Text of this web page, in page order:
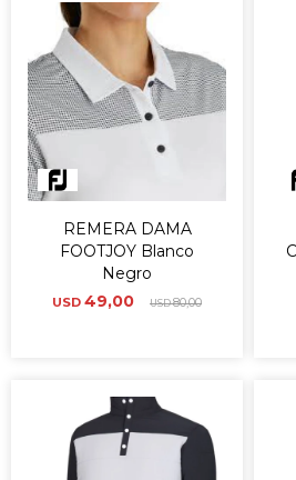
REMERA DAMA
FOOTJOY Blanco
Negro
USD 49,00 USD80,00